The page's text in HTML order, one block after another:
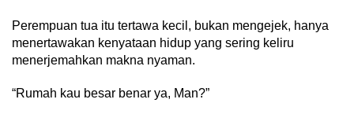
Perempuan tua itu tertawa kecil, bukan mengejek, hanya
menertawakan kenyataan hidup yang sering keliru
menerjemahkan makna nyaman.
“Rumah kau besar benar ya, Man?”